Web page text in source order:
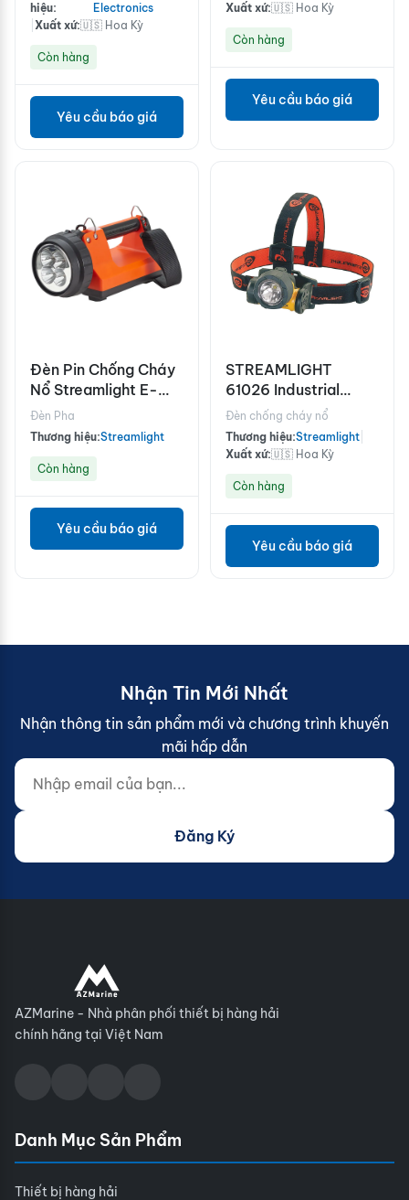
hiệu:
Electronics
Xuất xứ:🇺🇸 Hoa Kỳ
Còn hàng
Yêu cầu báo giá
Xuất xứ:🇺🇸 Hoa Kỳ
Còn hàng
Yêu cầu báo giá
Đèn Pin Chống Cháy
Nổ Streamlight E-
Spot FireBox
Đèn Pha
Thương hiệu:Streamlight
Còn hàng
Yêu cầu báo giá
STREAMLIGHT
61026 Industrial
Headlamp LED
Yellow
Đèn chống cháy nổ
Thương hiệu:Streamlight
Xuất xứ:🇺🇸 Hoa Kỳ
Còn hàng
Yêu cầu báo giá
Nhận Tin Mới Nhất
Nhận thông tin sản phẩm mới và chương trình khuyến
mãi hấp dẫn
Nhập email của bạn...
Website (do not fill)
Đăng Ký
AZMarine - Nhà phân phối thiết bị hàng hải
chính hãng tại Việt Nam
Danh Mục Sản Phẩm
Thiết bị hàng hải